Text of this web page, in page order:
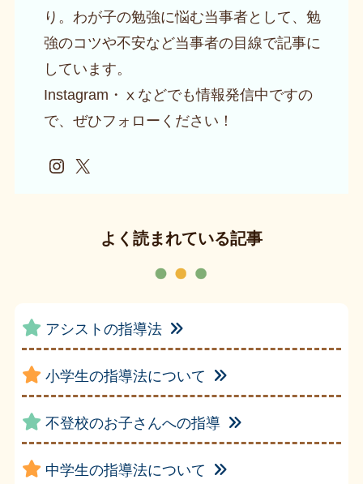
り。わが子の勉強に悩む当事者として、勉
強のコツや不安など当事者の目線で記事に
しています。
Instagram・ⅹなどでも情報発信中ですの
で、ぜひフォローください！
Instagram
X
よく読まれている記事
アシストの指導法
小学生の指導法について
不登校のお子さんへの指導
中学生の指導法について